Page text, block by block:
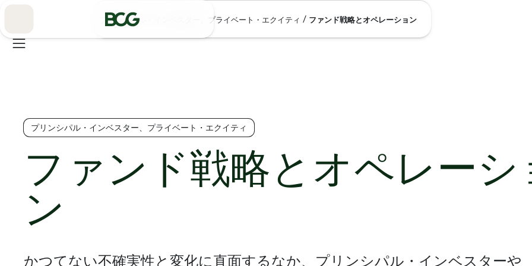
プリンシパル・インベスター、プライベート・エクイティ / ファンド戦略とオペレーション
プリンシパル・インベスター、プライベート・エクイティ
ファンド戦略とオペレーシ
ン
かつてない不確実性と変化に直面するなか、プリンシパル・インベスターや